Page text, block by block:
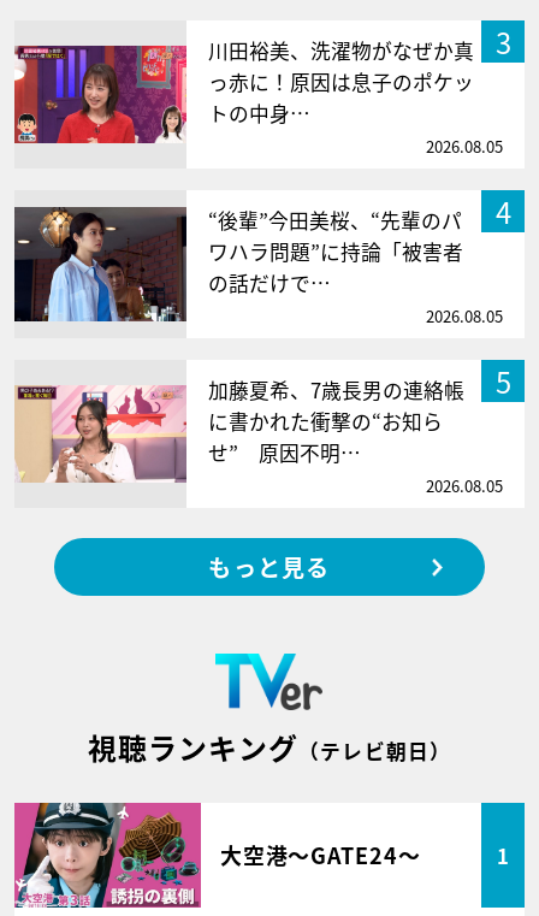
3
川田裕美、洗濯物がなぜか真
っ赤に！原因は息子のポケッ
トの中身…
2026.08.05
4
“後輩”今田美桜、“先輩のパ
ワハラ問題”に持論「被害者
の話だけで…
2026.08.05
5
加藤夏希、7歳長男の連絡帳
に書かれた衝撃の“お知ら
せ” 原因不明…
2026.08.05
もっと見る
視聴ランキング （テレビ朝日）
大空港～GATE24～ 1